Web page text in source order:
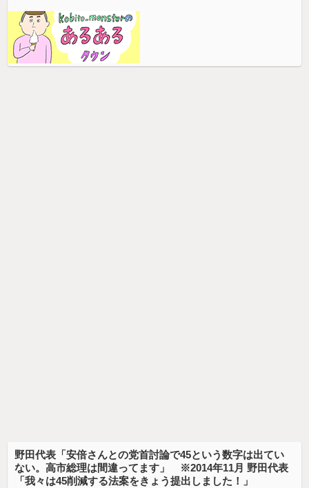
野田代表「安倍さんとの党首討論で45という数字は出てい
ない。高市総理は間違ってます」 ※2014年11月 野田代表
「我々は45削減する法案をきょう提出しました！」